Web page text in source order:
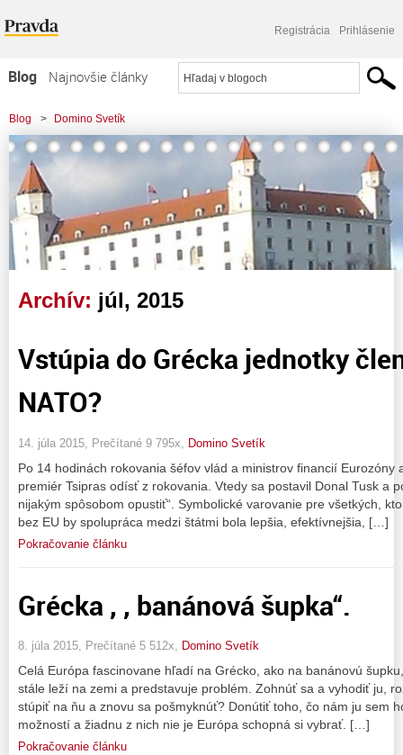
Registrácia Prihlásenie
Blog
Najnovšie články
Najčítanejšie články
Najkomentovanejšie články
Zoznam blogov
Komerčné blogy
Blog > Domino Svetík
Archív: júl, 2015
Vstúpia do Grécka jednotky
NATO?
14. júla 2015, Prečítané 9 795x, Domino Svetík
Po 14 hodinách rokovania šéfov vlád a ministrov financií Eurozóny
premiér Tsipras odísť z rokovania. Vtedy sa postavil Donal Tusk a
nijakým spôsobom opustiť“. Symbolické varovanie pre všetkých,
bez EU by spolupráca medzi štátmi bola lepšia, efektívnejšia, […]
Pokračovanie článku
Grécka , , banánová šupka“.
8. júla 2015, Prečítané 5 512x, Domino Svetík
Celá Európa fascinovane hľadí na Grécko, ako na banánovú
stále leží na zemi a predstavuje problém. Zohnúť sa a vyhodiť ju,
stúpiť na ňu a znovu sa pošmyknúť? Donútiť toho, čo nám ju sem
možností a žiadnu z nich nie je Európa schopná si vybrať. […]
Pokračovanie článku